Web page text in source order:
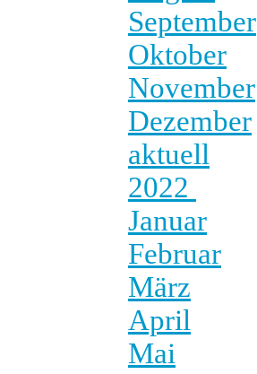
September
Oktober
November
Dezember
aktuell
2022
Januar
Februar
März
April
Mai